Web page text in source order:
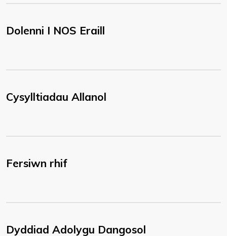
Dolenni I NOS Eraill
Cysylltiadau Allanol
Fersiwn rhif
Dyddiad Adolygu Dangosol